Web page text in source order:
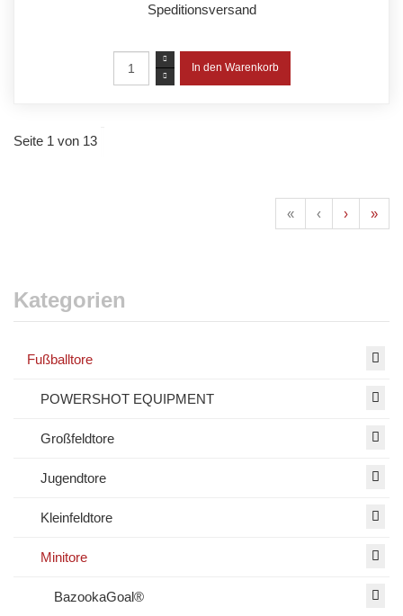
Speditionsversand
Seite 1 von 13
« ‹ › »
Kategorien
Fußballtore
POWERSHOT EQUIPMENT
Großfeldtore
Jugendtore
Kleinfeldtore
Minitore
BazookaGoal®